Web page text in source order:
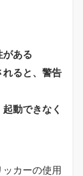
ある
ると、警告
動できなく
カーの使用